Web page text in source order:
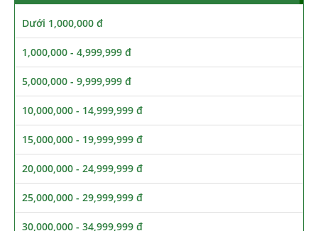
Dưới 1,000,000 đ
1,000,000 - 4,999,999 đ
5,000,000 - 9,999,999 đ
10,000,000 - 14,999,999 đ
15,000,000 - 19,999,999 đ
20,000,000 - 24,999,999 đ
25,000,000 - 29,999,999 đ
30,000,000 - 34,999,999 đ